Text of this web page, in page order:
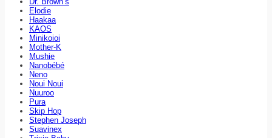
Elodie
Haakaa
KAOS
Minikoioi
Mother-K
Mushie
Nanobébé
Neno
Noui Noui
Nuuroo
Pura
Skip Hop
Stephen Joseph
Suavinex